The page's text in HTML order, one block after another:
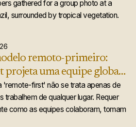
remoto-primeiro:
projeta uma equipe global
'remote-first' não se trata apenas de
trabalhem de qualquer lugar. Requer
como as equipes colaboram, tomam